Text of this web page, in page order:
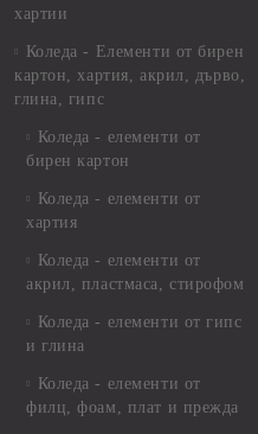
хартии
Коледа - Eлементи от бирен
картон, хартия, акрил, дърво,
глина, гипс
Коледа - елементи от
бирен картон
Коледа - елементи от
хартия
Коледа - елементи от
акрил, пластмаса, стирофом
Коледа - елементи от гипс
и глина
Коледа - елементи от
филц, фоам, плат и прежда